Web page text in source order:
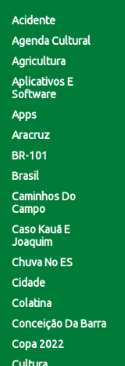
Acidente
Agenda Cultural
Agricultura
Aplicativos E
Software
Apps
Aracruz
BR-101
Brasil
Caminhos Do
Campo
Caso Kauã E
Joaquim
Chuva No ES
Cidade
Colatina
Conceição Da Barra
Copa 2022